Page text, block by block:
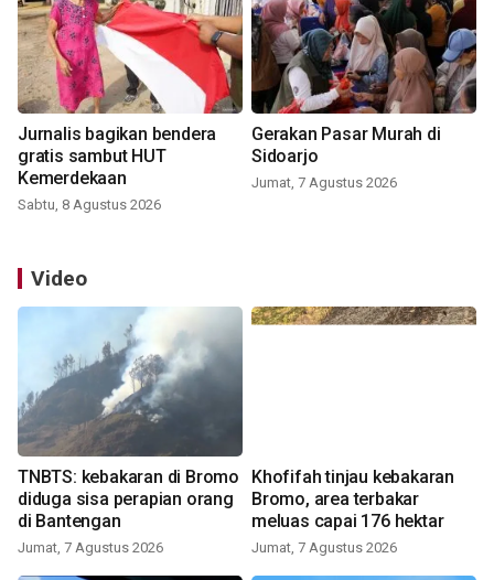
Jurnalis bagikan bendera
gratis sambut HUT
Kemerdekaan
Sabtu, 8 Agustus 2026
Gerakan Pasar Murah di
Sidoarjo
Jumat, 7 Agustus 2026
Video
TNBTS: kebakaran di Bromo
diduga sisa perapian orang
di Bantengan
Jumat, 7 Agustus 2026
Khofifah tinjau kebakaran
Bromo, area terbakar
meluas capai 176 hektar
Jumat, 7 Agustus 2026